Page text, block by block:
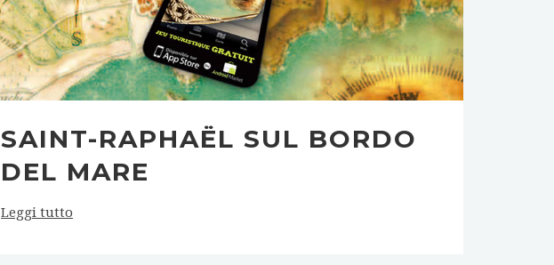
SAINT-RAPHAËL SUL BORDO
DEL MARE
Leggi tutto